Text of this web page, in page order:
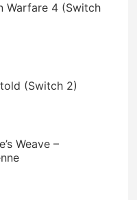
Warfare 4 (Switch
(Switch 2)
Weave –